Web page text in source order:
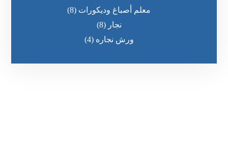
معلم أصباغ وديكورات (8)
نجار (8)
ورش نجاره (4)